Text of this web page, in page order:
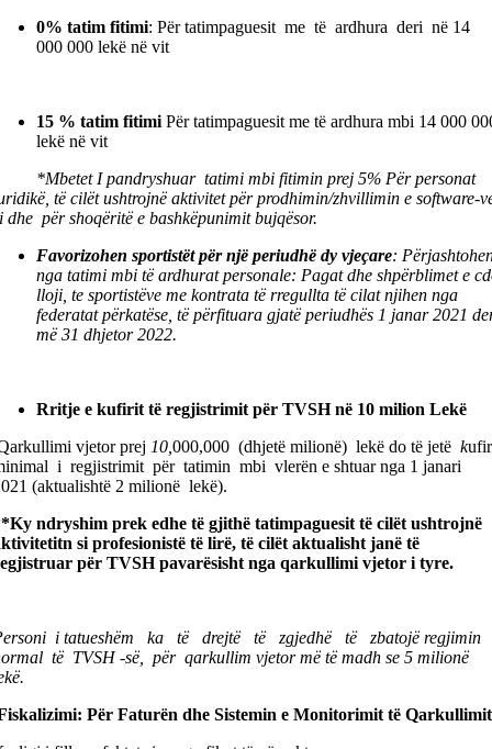
0% tatim fitimi: Për tatimpaguesit me të ardhura deri në 14
000 000 lekë në vit
15 % tatim fitimi Për tatimpaguesit me të ardhura mbi 14 000
lekë në vit
I pandryshuar tatimi mbi fitimin prej 5% Për personat
të cilët ushtrojnë aktivitet për prodhimin/zhvillimin e software-
dhe për shoqëritë e bashkëpunimit bujqësor.
Favorizohen sportistët për një periudhë dy vjeçare:
nga tatimi mbi të ardhurat personale: Pagat dhe shpërblimet e
lloji, te sportistëve me kontrata të rregullta të cilat njihen nga
federatat përkatëse, të përfituara gjatë periudhës 1 janar 2021
më 31 dhjetor 2022.
Rritje e kufirit të regjistrimit për TVSH në 10 milion Lekë
vjetor prej 10, 000,000 (dhjetë milionë) lekë do të jetë k
i regjistrimit për tatimin mbi vlerën e shtuar nga 1 janari
(aktualishtë 2 milionë lekë).
ndryshim prek edhe të gjithë tatimpaguesit të cilët ushtrojnë
si profesionistë të lirë, të cilët aktualisht janë të
për TVSH pavarësisht nga qarkullimi vjetor i tyre.
i tatueshëm ka të drejtë të zgjedhë të zbatojë regjimin
të TVSH -së, për qarkullim vjetor më të madh se 5 milionë
Për Faturën dhe Sistemin e Monitorimit të Qarkullimit